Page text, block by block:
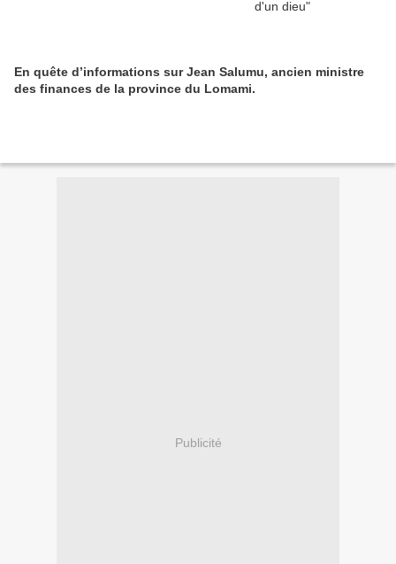
En quête d’informations sur Jean Salumu, ancien ministre
des finances de la province du Lomami.
Publicité